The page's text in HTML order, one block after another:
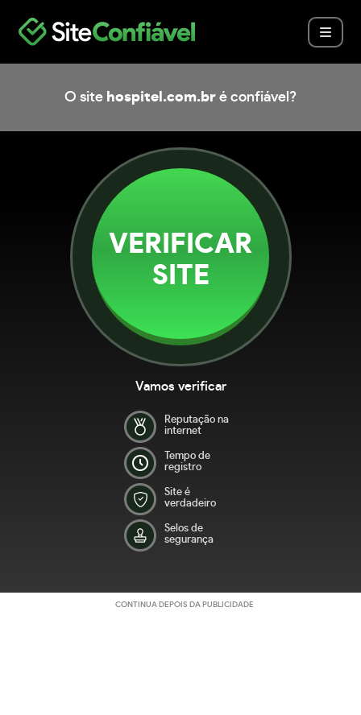
O site hospitel.com.br é confiável?
VERIFICAR
SITE
Vamos verificar
Reputação na
internet
Tempo de
registro
Site é
verdadeiro
Selos de
segurança
CONTINUA DEPOIS DA PUBLICIDADE